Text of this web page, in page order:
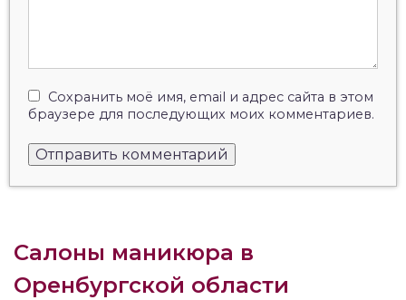
Сохранить моё имя, email и адрес сайта в этом
браузере для последующих моих комментариев.
Салоны маникюра в
Оренбургской области